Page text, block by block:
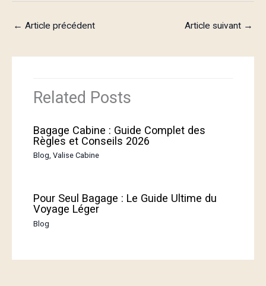
← Article précédent Article suivant →
Related Posts
Bagage Cabine : Guide Complet des
Règles et Conseils 2026
Blog,Valise Cabine
Pour Seul Bagage : Le Guide Ultime du
Voyage Léger
Blog